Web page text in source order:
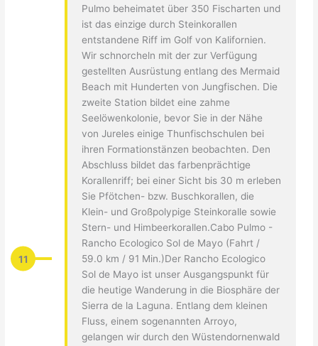
11
Pulmo beheimatet über 350 Fischarten und
ist das einzige durch Steinkorallen
entstandene Riff im Golf von Kalifornien.
Wir schnorcheln mit der zur Verfügung
gestellten Ausrüstung entlang des Mermaid
Beach mit Hunderten von Jungfischen. Die
zweite Station bildet eine zahme
Seelöwenkolonie, bevor Sie in der Nähe
von Jureles einige Thunfischschulen bei
ihren Formationstänzen beobachten. Den
Abschluss bildet das farbenprächtige
Korallenriff; bei einer Sicht bis 30 m erleben
Sie Pfötchen- bzw. Buschkorallen, die
Klein- und Großpolypige Steinkoralle sowie
Stern- und Himbeerkorallen.Cabo Pulmo -
Rancho Ecologico Sol de Mayo (Fahrt /
59.0 km / 91 Min.)Der Rancho Ecologico
Sol de Mayo ist unser Ausgangspunkt für
die heutige Wanderung in die Biosphäre der
Sierra de la Laguna. Entlang dem kleinen
Fluss, einem sogenannten Arroyo,
gelangen wir durch den Wüstendornenwald